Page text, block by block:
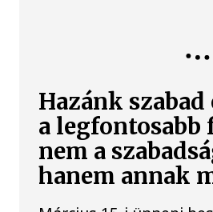
Hazánk szabad
a legfontosabb
nem a
hanem annak